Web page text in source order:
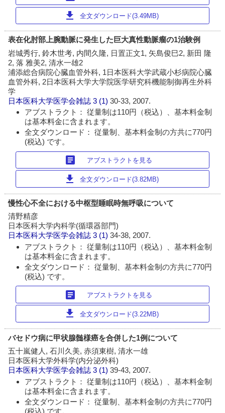
download 全文ダウンロード(3.49MB)
表在化肘部上腕動脈に発生した巨大真性動脈瘤の1治験例
岩城秀行, 鈴木世考, 内間久隆, 日置正文1, 矢島俊巳2, 新田 隆
2, 落 雅美2, 清水一雄2
浦添総合病院心臓血管外科, 1日本医科大学武蔵小杉病院心臓
血管外科, 2日本医科大学大学院医学研究科機能制御再生外科
学
日本医科大学医学会雑誌 3 (1)30-33, 2007.
アブストラクト： 従量制は110円（税込）、基本料金制
は基本料金に含まれます。
全文ダウンロード： 従量制、基本料金制の方共に770円
(税込) です。
article アブストラクトを見る
download 全文ダウンロード(3.82MB)
慢性心不全における中枢型睡眠時無呼吸について
清野精彦
日本医科大学内科学(循環器部門)
日本医科大学医学会雑誌 3 (1)34-38, 2007.
アブストラクト： 従量制は110円（税込）、基本料金制
は基本料金に含まれます。
全文ダウンロード： 従量制、基本料金制の方共に770円
(税込) です。
article アブストラクトを見る
download 全文ダウンロード(3.22MB)
バセドウ病に甲状腺髄様癌を合併した1例について
五十嵐健人, 石川久美, 赤須東樹, 清水一雄
日本医科大学外科学(内分泌外科)
日本医科大学医学会雑誌 3 (1)39-43, 2007.
アブストラクト： 従量制は110円（税込）、基本料金制
は基本料金に含まれます。
全文ダウンロード： 従量制、基本料金制の方共に770円
(税込) です。